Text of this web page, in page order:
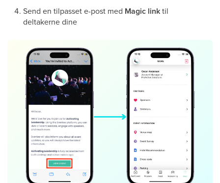
Send en tilpasset e-post med Magic linktil
deltakerne dine